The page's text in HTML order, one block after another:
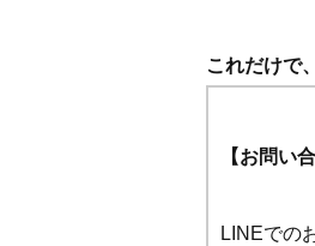
これだけで
【お問い
LINEでの